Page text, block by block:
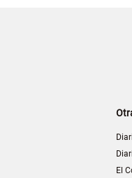
El